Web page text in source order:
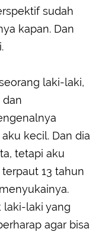
sudah
kapan. Dan
laki-laki,
kecil. Dan dia
tetapi aku
13 tahun
laki-laki yang
agar bisa